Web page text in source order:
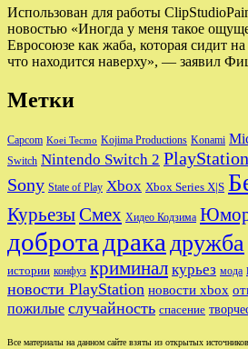
Использован для работы
новостью «Иногда у меня такое
Евросоюзе как жаба, которая сидит
что находится наверху», — заявил
Метки
Capcom Koei Tecmo Kojima Productions Konami
Switch Nintendo Switch 2 PlayStation
Sony State of Play Xbox Xbox Series X|S
КурьезыСмех Хидео Кодзима
добротадракадружба
истории конфуз криминал курьез мода
новости PlayStation новости xbox
пожилые случайность спасение
Все материалы на данном сайте взяты из открытых